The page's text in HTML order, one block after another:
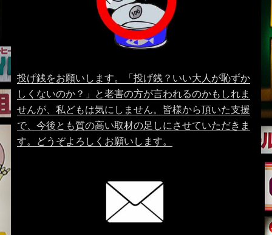
投げ銭をお願いします。「投げ銭？いい大人が恥ずか
しくないのか？」と老害の方が言われるのかもしれま
せんが、私どもは気にしません。皆様から頂いた支援
で、今後とも質の高い取材の足しにさせていただきま
す。どうぞよろしくお願いします。